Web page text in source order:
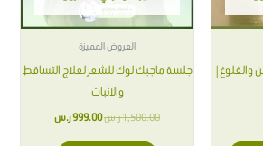
|
يمكن
الخيارات
على
العروض المميزة
جلسة ماجيك لوك للشعر لعلاج التساقط
والانبات
1,500.00ر.س999.00ر.س